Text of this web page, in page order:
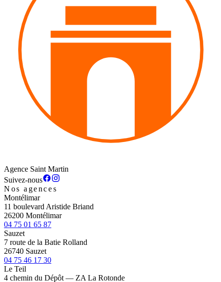
Agence Saint Martin
Suivez-nous
Nos agences
Montélimar
11 boulevard Aristide Briand
26200 Montélimar
04 75 01 65 87
Sauzet
7 route de la Batie Rolland
26740 Sauzet
04 75 46 17 30
Le Teil
4 chemin du Dépôt — ZA La Rotonde